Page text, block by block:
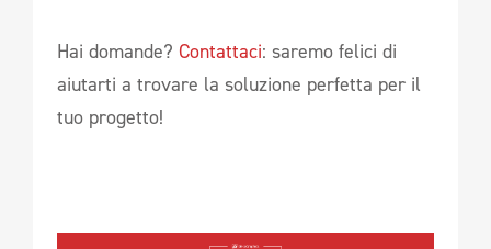
Hai domande? Contattaci: saremo felici di
aiutarti a trovare la soluzione perfetta per il
tuo progetto!